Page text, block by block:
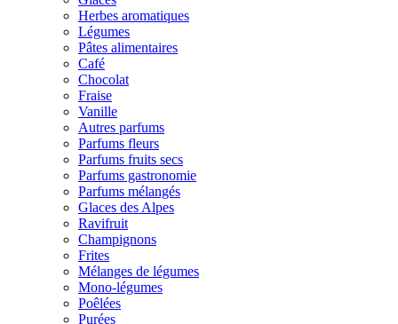
Herbes aromatiques
Légumes
Pâtes alimentaires
Café
Chocolat
Fraise
Vanille
Autres parfums
Parfums fleurs
Parfums fruits secs
Parfums gastronomie
Parfums mélangés
Glaces des Alpes
Ravifruit
Champignons
Frites
Mélanges de légumes
Mono-légumes
Poêlées
Purées